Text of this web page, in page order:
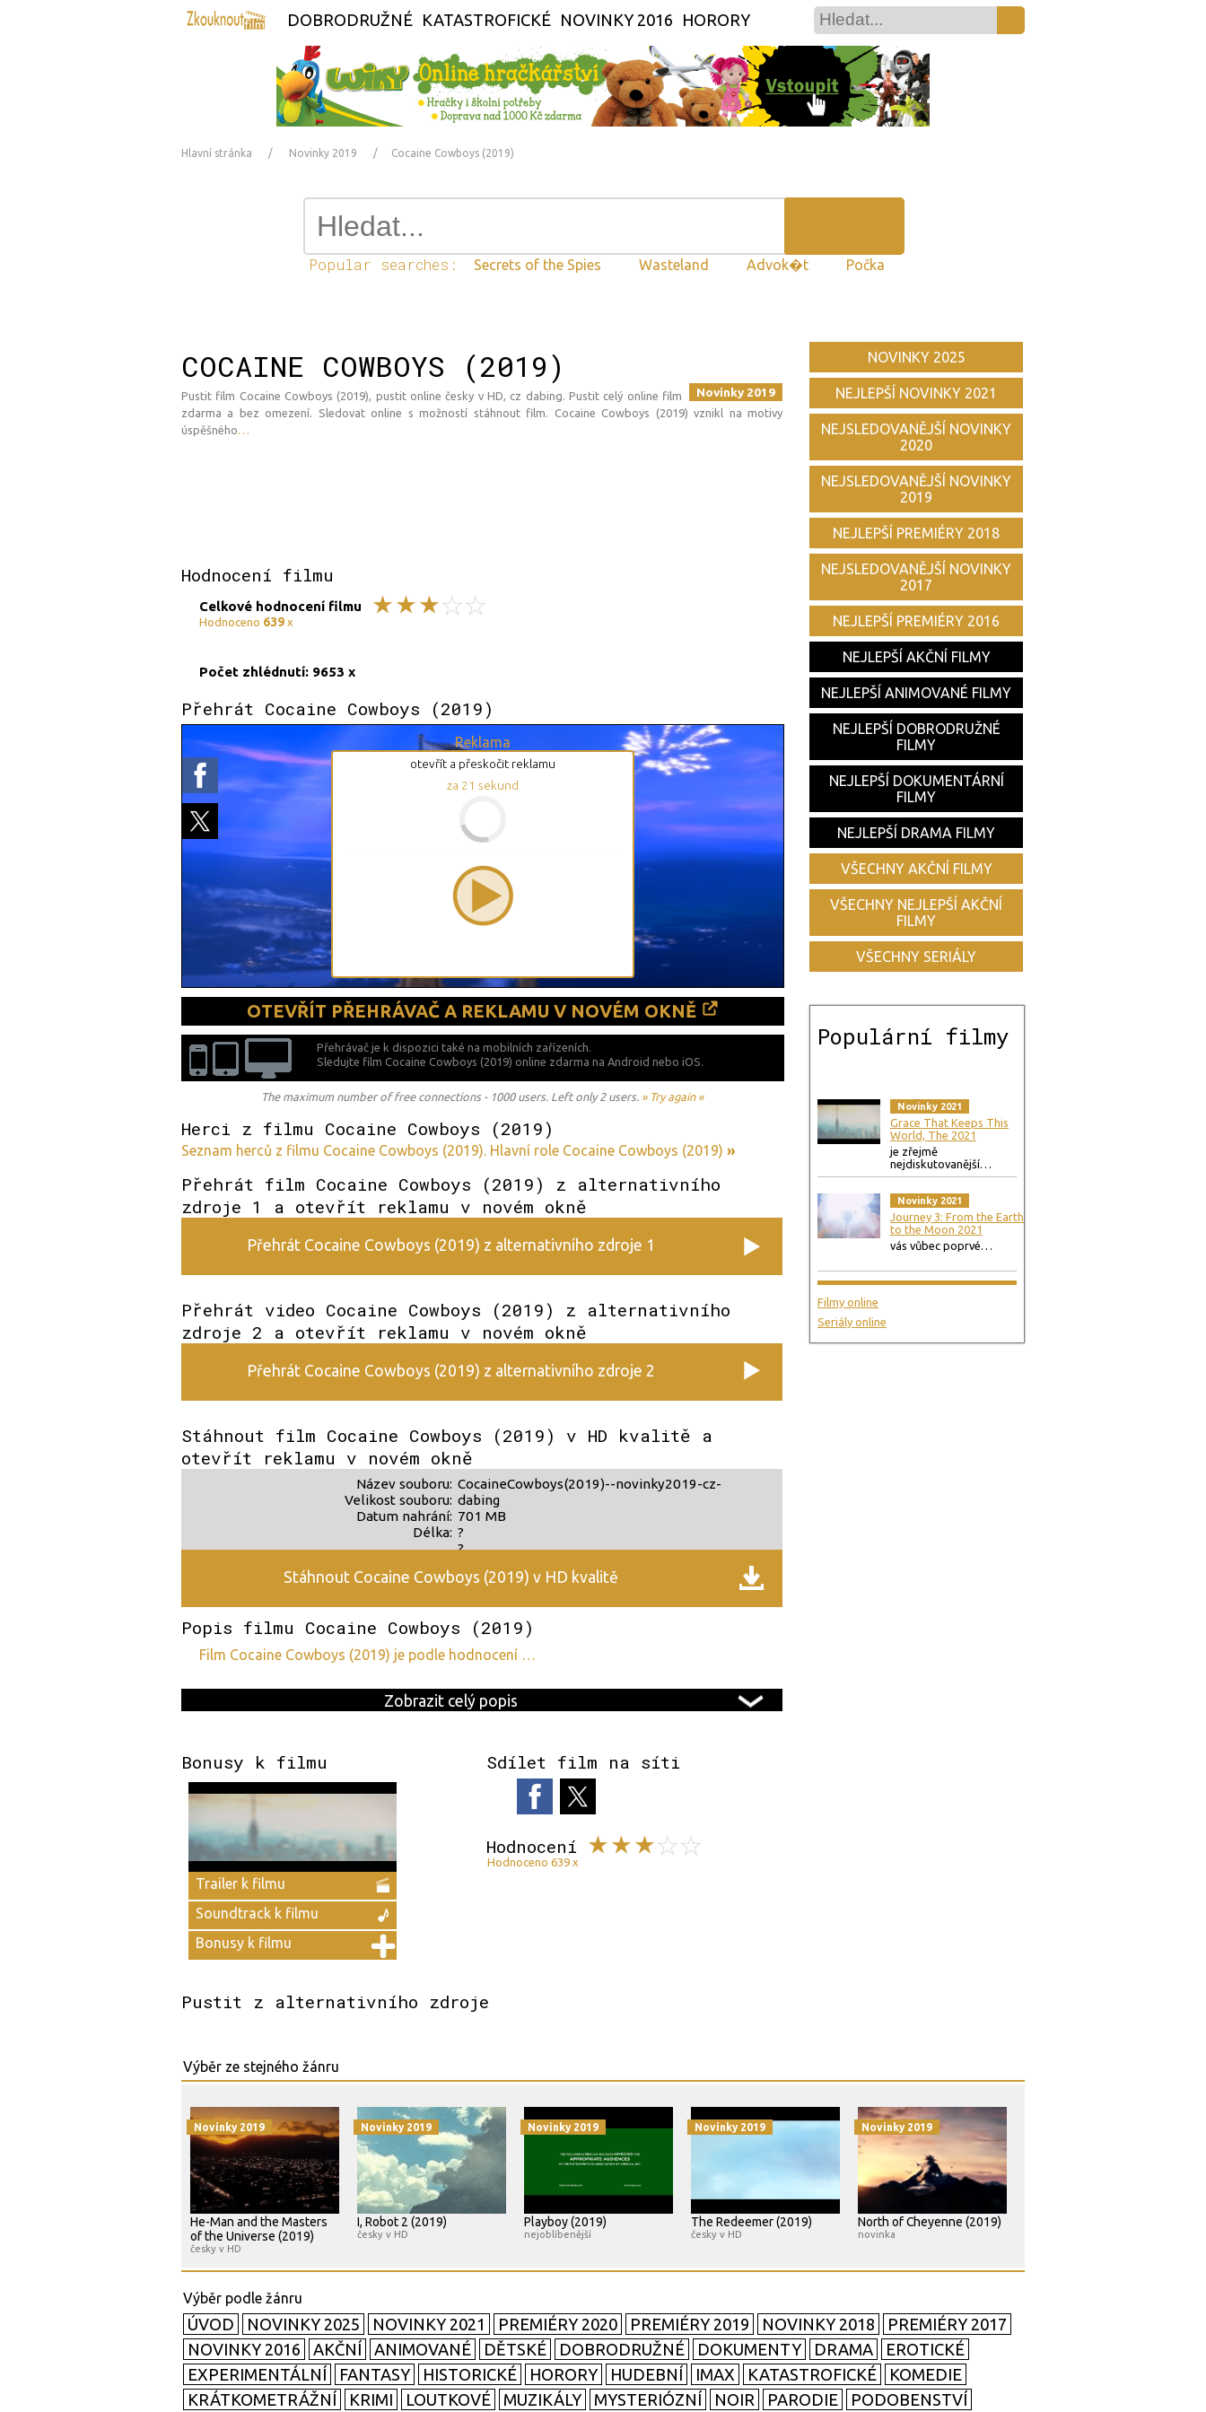
DOBRODRUŽNÉ KATASTROFICKÉ NOVINKY 2016 HORORY
Hlavní stránka Novinky 2019 Cocaine Cowboys (2019)
Popular searches: Secrets of the Spies Wasteland Advok�t Počka
COCAINE COWBOYS (2019)
Novinky 2019
Pustit film Cocaine Cowboys (2019), pustit online česky v HD, cz dabing. Pustit celý online film
zdarma a bez omezení. Sledovat online s možností stáhnout film. Cocaine Cowboys (2019) vznikl na motivy
úspěšného
Hodnocení filmu
Celkové hodnocení filmu
Hodnoceno 639 x
Počet zhlédnutí: 9653 x
Přehrát Cocaine Cowboys (2019)
Reklama
otevřít a přeskočit reklamu
za 20 sekund
OTEVŘÍT PŘEHRÁVAČ A REKLAMU V NOVÉM OKNĚ
Přehrávač je k dispozici také na mobilních zařízeních.
Sledujte film Cocaine Cowboys (2019) online zdarma na Android nebo iOS.
The maximum number of free connections - 1000 users. Left only 2 users. » Try again «
Herci z filmu Cocaine Cowboys (2019)
Seznam herců z filmu Cocaine Cowboys (2019). Hlavní role Cocaine Cowboys (2019) »
Přehrát film Cocaine Cowboys (2019) z alternativního
zdroje 1 a otevřít reklamu v novém okně
Přehrát Cocaine Cowboys (2019) z alternativního zdroje 1
Přehrát video Cocaine Cowboys (2019) z alternativního
zdroje 2 a otevřít reklamu v novém okně
Přehrát Cocaine Cowboys (2019) z alternativního zdroje 2
Stáhnout film Cocaine Cowboys (2019) v HD kvalitě a
otevřít reklamu v novém okně
Název souboru:
Velikost souboru:
Datum nahrání:
Délka:
CocaineCowboys(2019)--novinky2019-cz-
dabing
701 MB
?
?
Stáhnout Cocaine Cowboys (2019) v HD kvalitě
Popis filmu Cocaine Cowboys (2019)
film Cocaine Cowboys (2019) je podle hodnocení …
Zobrazit celý popis
Bonusy k filmu
Trailer k filmu
Soundtrack k filmu
Bonusy k filmu
Sdílet film na síti
Hodnocení
Hodnoceno 639 x
Pustit z alternativního zdroje
NOVINKY 2025
NEJLEPŠÍ NOVINKY 2021
NEJSLEDOVANĚJŠÍ NOVINKY
2020
NEJSLEDOVANĚJŠÍ NOVINKY
2019
NEJLEPŠÍ PREMIÉRY 2018
NEJSLEDOVANĚJŠÍ NOVINKY
2017
NEJLEPŠÍ PREMIÉRY 2016
NEJLEPŠÍ AKČNÍ FILMY
NEJLEPŠÍ ANIMOVANÉ FILMY
NEJLEPŠÍ DOBRODRUŽNÉ
FILMY
NEJLEPŠÍ DOKUMENTÁRNÍ
FILMY
NEJLEPŠÍ DRAMA FILMY
VŠECHNY AKČNÍ FILMY
VŠECHNY NEJLEPŠÍ AKČNÍ
FILMY
VŠECHNY SERIÁLY
Populární filmy
Novinky 2021
Grace That Keeps This
World, The 2021
je zřejmě
nejdiskutovanější…
Novinky 2021
Journey 3: From the Earth
to the Moon 2021
vás vůbec poprvé…
Filmy online
Seriály online
Novinky 2019
He-Man and the Masters
of the Universe (2019)
česky v HD
Novinky 2019
I, Robot 2 (2019)
česky v HD
Novinky 2019
Playboy (2019)
nejoblíbenější
Novinky 2019
The Redeemer (2019)
česky v HD
Novinky 2019
North of Cheyenne (2019)
novinka
ÚVOD NOVINKY 2025 NOVINKY 2021 PREMIÉRY 2020 PREMIÉRY 2019 NOVINKY 2018
PREMIÉRY 2017
NOVINKY 2016
AKČNÍ ANIMOVANÉ DĚTSKÉ DOBRODRUŽNÉ DOKUMENTY DRAMA
EROTICKÉ
EXPERIMENTÁLNÍ
FANTASY HISTORICKÉ HORORY HUDEBNÍ IMAX KATASTROFICKÉ
KOMEDIE
KRÁTKOMETRÁŽNÍ
KRIMI LOUTKOVÉ MUZIKÁLY MYSTERIÓZNÍ NOIR PARODIE PODOBENSTVÍ